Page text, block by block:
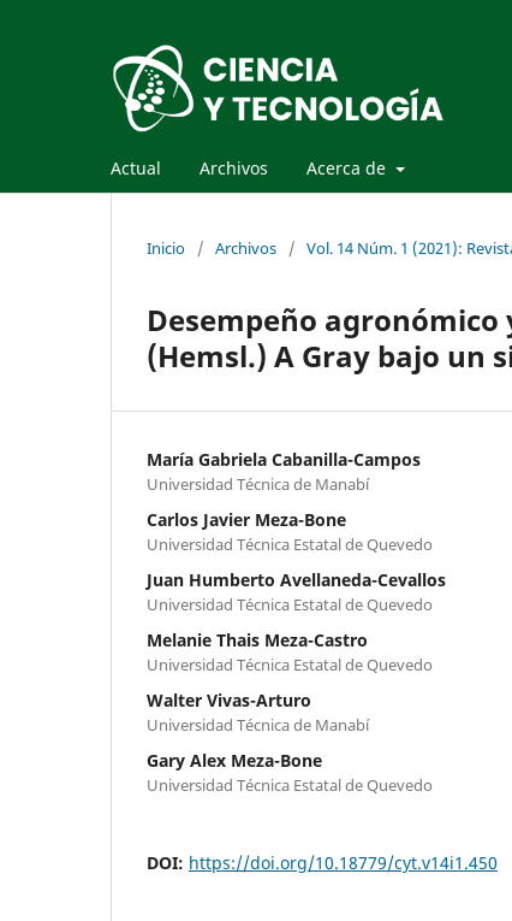
Actual Archivos Acerca de
Inicio / Archivos / Vol. 14 Núm. 1 (2021):
Desempeño
(Hemsl.) A Gray bajo un
María Gabriela Cabanilla-Campos
Universidad Técnica de Manabí
Carlos Javier Meza-Bone
Universidad Técnica Estatal de Quevedo
Juan Humberto Avellaneda-Cevallos
Universidad Técnica Estatal de Quevedo
Melanie Thais Meza-Castro
Universidad Técnica Estatal de Quevedo
Walter Vivas-Arturo
Universidad Técnica de Manabí
Gary Alex Meza-Bone
Universidad Técnica Estatal de Quevedo
DOI: https://doi.org/10.18779/cyt.v14i1.450